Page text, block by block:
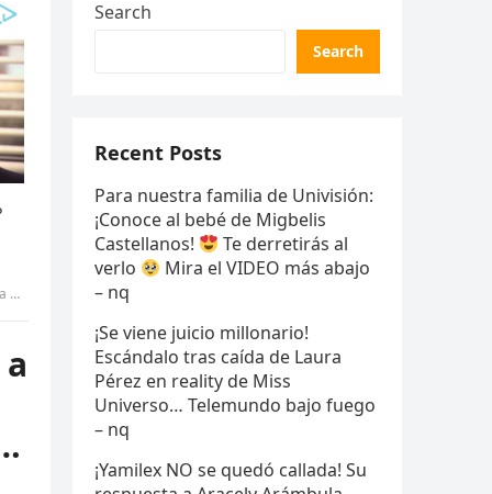
Search
Search
Recent Posts
Para nuestra familia de Univisión:
¡Conoce al bebé de Migbelis
Castellanos!
Te derretirás al
verlo
Mira el VIDEO más abajo
– nq
¡Se viene juicio millonario!
Escándalo tras caída de Laura
Pérez en reality de Miss
Universo… Telemundo bajo fuego
– nq
¡Yamilex NO se quedó callada! Su